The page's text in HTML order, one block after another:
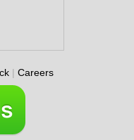
| Careers